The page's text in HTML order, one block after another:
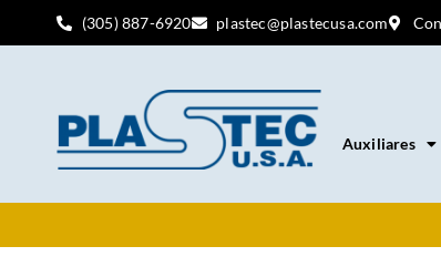
(305) 887-6920 plastec@plastecusa.com
Auxiliares